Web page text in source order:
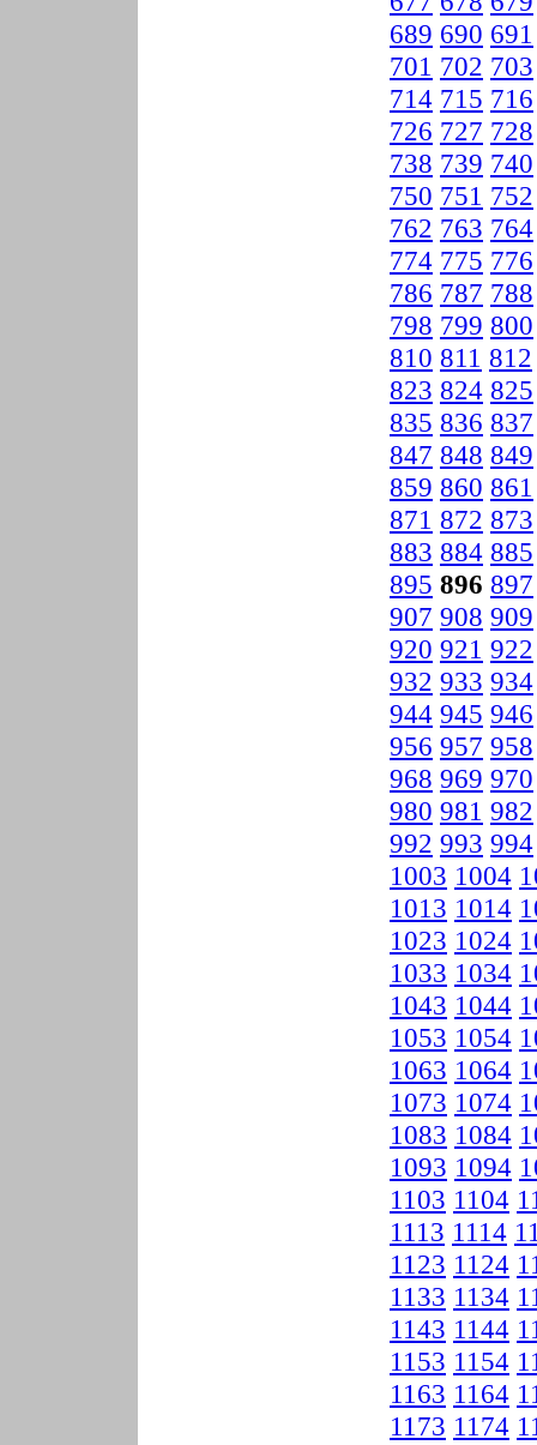
689 690 691
701 702 703
714 715 716
726 727 728
738 739 740
750 751 752
762 763 764
774 775 776
786 787 788
798 799 800
810 811 812
823 824 825
835 836 837
847 848 849
859 860 861
871 872 873
883 884 885
895 896 897
907 908 909
920 921 922
932 933 934
944 945 946
956 957 958
968 969 970
980 981 982
992 993 994
1003 1004
1013 1014
1023 1024
1033 1034
1043 1044
1053 1054
1063 1064
1073 1074
1083 1084
1093 1094
1103 1104
1113 1114
1123 1124
1133 1134
1143 1144
1153 1154
1163 1164
1173 1174